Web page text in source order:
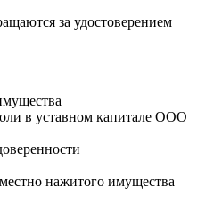
за удостоверением
в уставном капитале ООО
нажитого имущества